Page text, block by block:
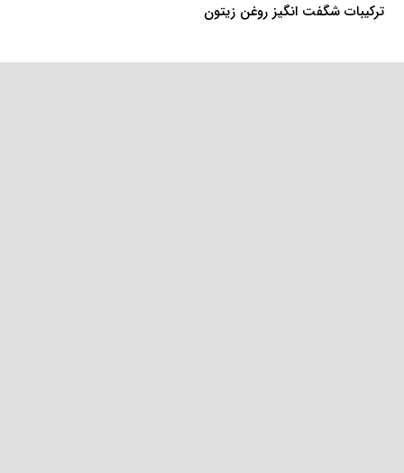
ترکیبات شگفت انگیز روغن زیتون